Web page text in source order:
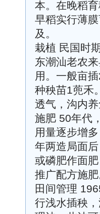
本。在晚稻
早稻实行薄
及。
栽植 民国时
东潮汕老农
用。一般亩
种秧苗1蔸禾
透气，沟内养
施肥 50年代
用量逐步增
年两造局面
或磷肥作面
推广配方施肥
田间管理
行浅水插秧